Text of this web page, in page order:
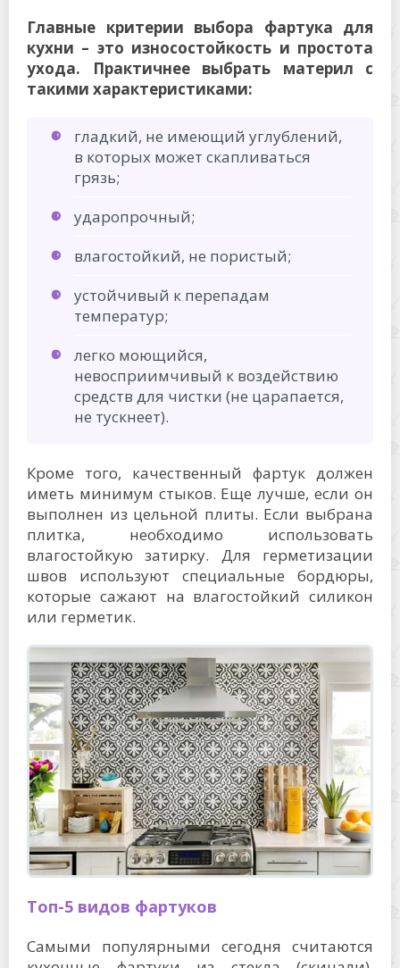
Главные критерии выбора фартука для
кухни – это износостойкость и простота
ухода. Практичнее выбрать материл с
такими характеристиками:
гладкий, не имеющий углублений,
в которых может скапливаться
грязь;
ударопрочный;
влагостойкий, не пористый;
устойчивый к перепадам
температур;
легко моющийся,
невосприимчивый к воздействию
средств для чистки (не царапается,
не тускнеет).
Кроме того, качественный фартук должен
иметь минимум стыков. Еще лучше, если он
выполнен из цельной плиты. Если выбрана
плитка, необходимо использовать
влагостойкую затирку. Для герметизации
швов используют специальные бордюры,
которые сажают на влагостойкий силикон
или герметик.
Топ-5 видов фартуков
Самыми популярными сегодня считаются